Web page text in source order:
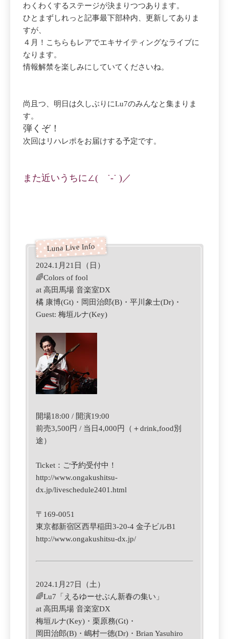
わくわくするステージが決まりつつあります。
ひとまずしれっと記事最下部枠内、更新してありま
すが、
４月！こちらもレアでエキサイティングなライブに
なります。
情報解禁を楽しみにしていてくださいね。
尚且つ、明日は久しぶりにLu7のみんなと集まりま
す。
弾くぞ！
次回はリハレポをお届けする予定です。
また近いうちに∠( ˙-˙ )／
2024.1月21日（日）
🌈Colors of fool
at 高田馬場 音楽室DX
橘 康博(Gt)・岡田治郎(B)・平川象士(Dr)・
Guest: 梅垣ルナ(Key)
開場18:00 / 開演19:00
前売3,500円 / 当日4,000円（＋drink,food別
途）
Ticket： ご予約受付中！
http://www.ongakushitsu-
dx.jp/liveschedule2401.html
〒169-0051
東京都新宿区西早稲田3-20-4 金子ビルB1
http://www.ongakushitsu-dx.jp/
2024.1月27日（土）
🌈Lu7「えるゆーせぶん新春の集い」
at 高田馬場 音楽室DX
梅垣ルナ(Key)・栗原務(Gt)・
岡田治郎(B)・嶋村一徳(Dr)・Brian Yasuhiro